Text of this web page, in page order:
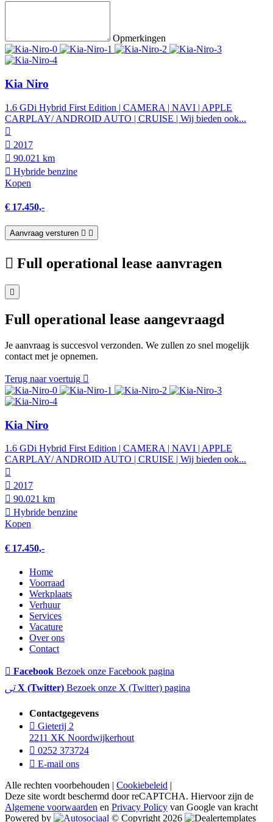
Opmerkingen
Kia Niro
1.6 GDi Hybrid First Edition | CAMERA | NAVI | APPLE
CARPLAY/ ANDROID AUTO | CRUISE | Wij bieden ook...
2017
90.021 km
Hybride benzine
Kopen
€ 17.450,-
Aanvraag versturen
Full operational lease aanvragen
Full operational lease aangevraagd
Je aanvraag is succesvol verzonden. We zullen zo snel mogelijk
contact met je opnemen.
Terug naar voertuig
Kia Niro
1.6 GDi Hybrid First Edition | CAMERA | NAVI | APPLE
CARPLAY/ ANDROID AUTO | CRUISE | Wij bieden ook...
2017
90.021 km
Hybride benzine
Kopen
€ 17.450,-
Home
Voorraad
Werkplaats
Verhuur
Services
Vacature
Over ons
Contact
Facebook Bezoek onze Facebook pagina
X (Twitter) Bezoek onze X (Twitter) pagina
Contactgegevens
Gieterij 2
2211 XK Noordwijkerhout
0252 373724
E-mail ons
Alle rechten voorbehouden | Cookiebeleid |
Deze site wordt beschermd door reCAPTCHA. Hiervoor zijn de
Algemene voorwaarden en Privacy Policy van Google van kracht
Powered by
© Copyright 2026